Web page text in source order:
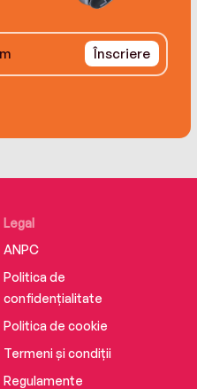
Înscriere
Legal
ANPC
Politica de
confidențialitate
Politica de cookie
Termeni și condiții
Regulamente